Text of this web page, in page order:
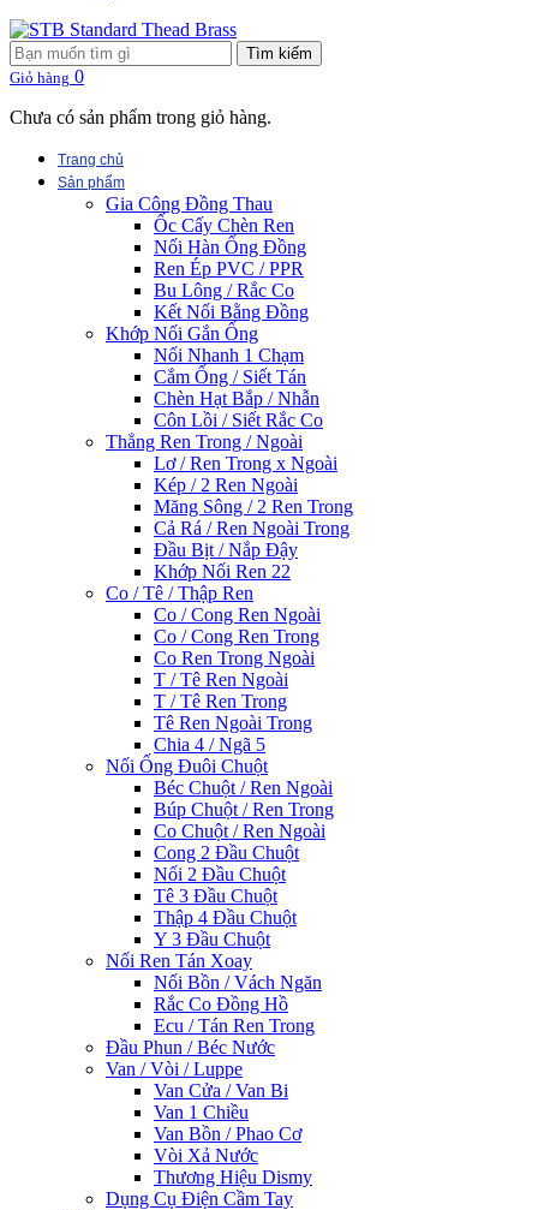
Tìm kiếm
Giỏ hàng 0
Chưa có sản phẩm trong giỏ hàng.
Trang chủ
Sản phẩm
Gia Công Đồng Thau
Ốc Cấy Chèn Ren
Nối Hàn Ống Đồng
Ren Ép PVC / PPR
Bu Lông / Rắc Co
Kết Nối Bằng Đồng
Khớp Nối Gắn Ống
Nối Nhanh 1 Chạm
Cắm Ống / Siết Tán
Chèn Hạt Bắp / Nhẫn
Côn Lồi / Siết Rắc Co
Thẳng Ren Trong / Ngoài
Lơ / Ren Trong x Ngoài
Kép / 2 Ren Ngoài
Măng Sông / 2 Ren Trong
Cả Rá / Ren Ngoài Trong
Đầu Bịt / Nắp Đậy
Khớp Nối Ren 22
Co / Tê / Thập Ren
Co / Cong Ren Ngoài
Co / Cong Ren Trong
Co Ren Trong Ngoài
T / Tê Ren Ngoài
T / Tê Ren Trong
Tê Ren Ngoài Trong
Chia 4 / Ngã 5
Nối Ống Đuôi Chuột
Béc Chuột / Ren Ngoài
Búp Chuột / Ren Trong
Co Chuột / Ren Ngoài
Cong 2 Đầu Chuột
Nối 2 Đầu Chuột
Tê 3 Đầu Chuột
Thập 4 Đầu Chuột
Y 3 Đầu Chuột
Nối Ren Tán Xoay
Nối Bồn / Vách Ngăn
Rắc Co Đồng Hồ
Ecu / Tán Ren Trong
Đầu Phun / Béc Nước
Van / Vòi / Luppe
Van Cửa / Van Bi
Van 1 Chiều
Van Bồn / Phao Cơ
Vòi Xả Nước
Thương Hiệu Dismy
Dụng Cụ Điện Cầm Tay